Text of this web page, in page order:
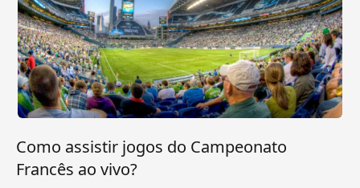
Como assistir jogos do Campeonato
Francês ao vivo?